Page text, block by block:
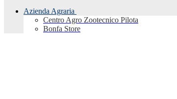
Azienda Agraria
Centro Agro Zootecnico Pilota
Bonfa Store